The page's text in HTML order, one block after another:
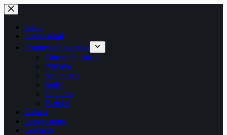
Saltar
al
contenido
Inicio
Institucional
Propuesta Educativa
Educación Inicial
Primaria
Secundaria
Inglés
Deportes
Pastoral
Galería
Inscripciones
Contacto